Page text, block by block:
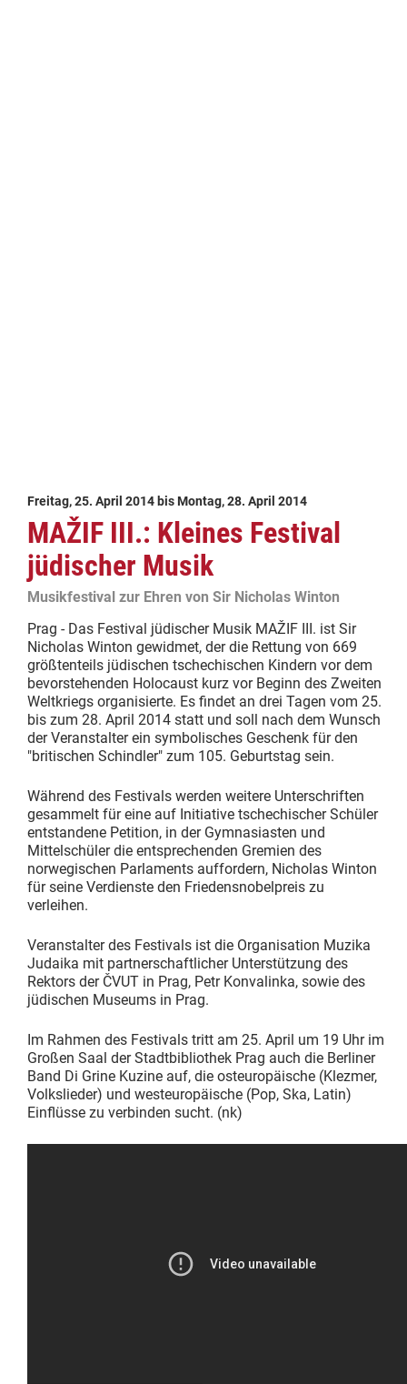
Freitag, 25. April 2014 bis Montag, 28. April 2014
MAŽIF III.: Kleines Festival
jüdischer Musik
Musikfestival zur Ehren von Sir Nicholas Winton
Prag - Das Festival jüdischer Musik MAŽIF III. ist Sir
Nicholas Winton gewidmet, der die Rettung von 669
größtenteils jüdischen tschechischen Kindern vor dem
bevorstehenden Holocaust kurz vor Beginn des Zweiten
Weltkriegs organisierte. Es findet an drei Tagen vom 25.
bis zum 28. April 2014 statt und soll nach dem Wunsch
der Veranstalter ein symbolisches Geschenk für den
"britischen Schindler" zum 105. Geburtstag sein.
Während des Festivals werden weitere Unterschriften
gesammelt für eine auf Initiative tschechischer Schüler
entstandene Petition, in der Gymnasiasten und
Mittelschüler die entsprechenden Gremien des
norwegischen Parlaments auffordern, Nicholas Winton
für seine Verdienste den Friedensnobelpreis zu
verleihen.
Veranstalter des Festivals ist die Organisation Muzika
Judaika mit partnerschaftlicher Unterstützung des
Rektors der ČVUT in Prag, Petr Konvalinka, sowie des
jüdischen Museums in Prag.
Im Rahmen des Festivals tritt am 25. April um 19 Uhr im
Großen Saal der Stadtbibliothek Prag auch die Berliner
Band Di Grine Kuzine auf, die osteuropäische (Klezmer,
Volkslieder) und westeuropäische (Pop, Ska, Latin)
Einflüsse zu verbinden sucht. (nk)